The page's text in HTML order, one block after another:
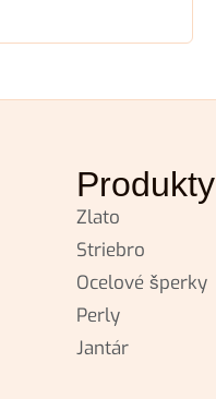
Produkty
Zlato
Striebro
Ocelové šperky
Perly
Jantár